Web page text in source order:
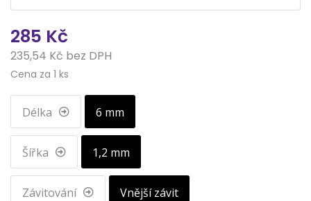
285 Kč
235,54 Kč bez DPH
Cena za 1 ks
Délka 6 mm
Šířka 1,2 mm
Závitování Vnější závit